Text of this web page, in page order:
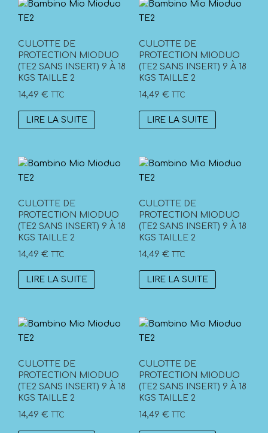
CULOTTE DE
PROTECTION MIODUO
(TE2 SANS INSERT) 9 À 18
KGS TAILLE 2
14,49 € TTC
LIRE LA SUITE
CULOTTE DE
PROTECTION MIODUO
(TE2 SANS INSERT) 9 À 18
KGS TAILLE 2
14,49 € TTC
LIRE LA SUITE
CULOTTE DE
PROTECTION MIODUO
(TE2 SANS INSERT) 9 À 18
KGS TAILLE 2
14,49 € TTC
LIRE LA SUITE
CULOTTE DE
PROTECTION MIODUO
(TE2 SANS INSERT) 9 À 18
KGS TAILLE 2
14,49 € TTC
LIRE LA SUITE
CULOTTE DE
PROTECTION MIODUO
(TE2 SANS INSERT) 9 À 18
KGS TAILLE 2
14,49 € TTC
CULOTTE DE
PROTECTION MIODUO
(TE2 SANS INSERT) 9 À 18
KGS TAILLE 2
14,49 € TTC